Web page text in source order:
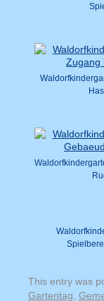
This entry was
Gartentag